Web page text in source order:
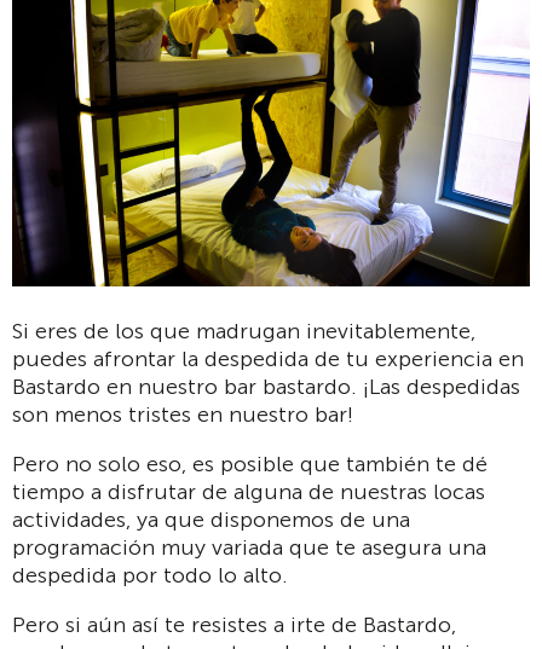
Si eres de los que madrugan inevitablemente,
puedes afrontar la despedida de tu experiencia en
Bastardo en nuestro bar bastardo. ¡Las despedidas
son menos tristes en nuestro bar!
Pero no solo eso, es posible que también te dé
tiempo a disfrutar de alguna de nuestras locas
actividades, ya que disponemos de una
programación muy variada que te asegura una
despedida por todo lo alto.
Pero si aún así te resistes a irte de Bastardo,